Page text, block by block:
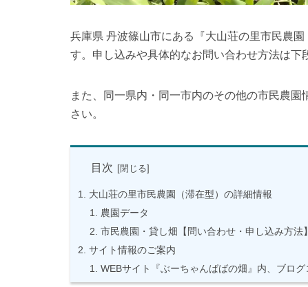
兵庫県 丹波篠山市にある『大山荘の里市民農
す。申し込みや具体的なお問い合わせ方法は下
また、同一県内・同一市内のその他の市民農
さい。
目次
大山荘の里市民農園（滞在型）の詳細情報
農園データ
市民農園・貸し畑【問い合わせ・申し込み方法】
サイト情報のご案内
WEBサイト『ぶーちゃんばばの畑』内、ブロ